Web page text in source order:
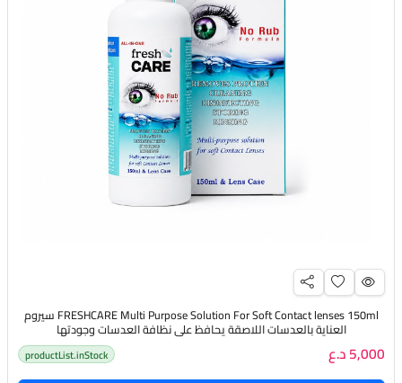
FRESHCARE Multi Purpose Solution For Soft Contact lenses 150ml سيروم
العناية بالعدسات اللاصقة يحافظ على نظافة العدسات وجودتها
5,000 د.ع productList.inStock